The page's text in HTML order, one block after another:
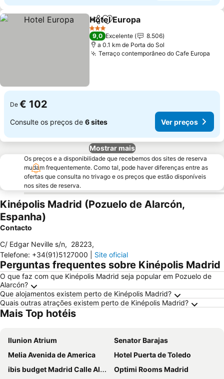
PartilharAdicionar aos favoritos
Hotel Europa
3 Estrelas
9,0 Excelente
8.506
a 0.1 km de Porta do Sol
Terraço contemporâneo do Cafe Europa
De € 102
Consulte os preços de 6 sites Ver preços
Mostrar mais
Os preços e a disponibilidade que recebemos dos sites de reserva
mudam frequentemente. Como tal, pode haver diferenças entre as
ofertas que consulta no trivago e os preços que estão disponíveis
nos sites de reserva.
Kinépolis Madrid (Pozuelo de Alarcón,
Espanha)
Contacto
C/ Edgar Neville s/n, 28223,
Telefone: +34(91)5127000 Site oficial
Perguntas frequentes sobre Kinépolis Madrid
O que faz com que Kinépolis Madrid seja popular em Pozuelo de
Alarcón?
Que alojamentos existem perto de Kinépolis Madrid?
Quais outras atrações existem perto de Kinépolis Madrid?
Mais Top hotéis
Ilunion Atrium
Senator Barajas
Melia Avenida de America
Hotel Puerta de Toledo
ibis budget Madrid Calle Alcalá
Optimi Rooms Madrid